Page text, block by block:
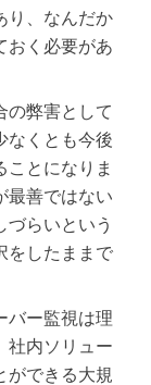
り、なんだか
おく必要があ
の弊害として
なくとも今後
ことになりま
最善ではない
づらいという
をしたままで
バー監視は理
社内ソリュー
ができる大規